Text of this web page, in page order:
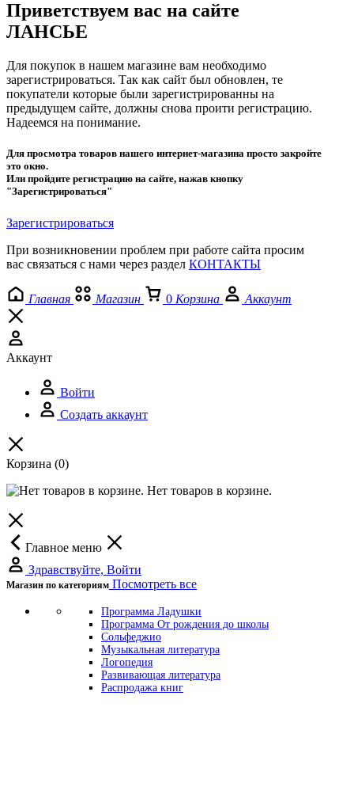
Приветствуем вас на сайте
ЛАНСЬЕ
Для покупок в нашем магазине вам необходимо
зарегистрироваться. Так как сайт был обновлен, те
покупатели которые были зарегистрированны на
предыдущем сайте, должны снова проити регистрацию.
Надеемся на понимание.
Для просмотра товаров нашего интернет-магазина просто закройте
это окно.
Или пройдите регистрацию на сайте, нажав кнопку
"Зарегистрироваться"
Зарегистрироваться
При возникновении проблем при работе сайта просим
вас связаться с нами через раздел КОНТАКТЫ
Главная Магазин 0 Корзина Аккаунт
Аккаунт
Войти
Создать аккаунт
Корзина (0)
Нет товаров в корзине.
Главное меню
Здравствуйте, Войти
Магазин по категориям Посмотреть все
Программа Ладушки
Программа От рождения до школы
Сольфеджио
Музыкальная литература
Логопедия
Развивающая литература
Распродажа книг